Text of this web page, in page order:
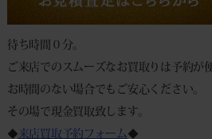
待ち時間０分。
ご来店でのスムーズなお買取りは予約が
お時間のない場合でもご安心ください。
その場で現金買取致します。
◆ 来店買取予約フォーム ◆